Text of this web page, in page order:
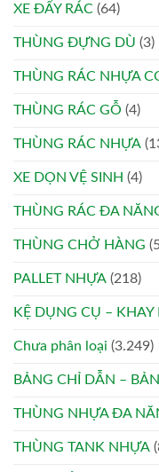
XE ĐẨY RÁC (64)
THÙNG ĐỰNG DÙ (3)
THÙNG RÁC NHỰA
THÙNG RÁC GỖ (4)
THÙNG RÁC NHỰA
XE DỌN VỆ SINH (4)
THÙNG RÁC ĐA
THÙNG CHỞ HÀNG
PALLET NHỰA (218)
KỆ DỤNG CỤ – KHAY
Chưa phân loại (3.249)
BẢNG CHỈ DẪN –
THÙNG NHỰA ĐA
THÙNG TANK NHỰA